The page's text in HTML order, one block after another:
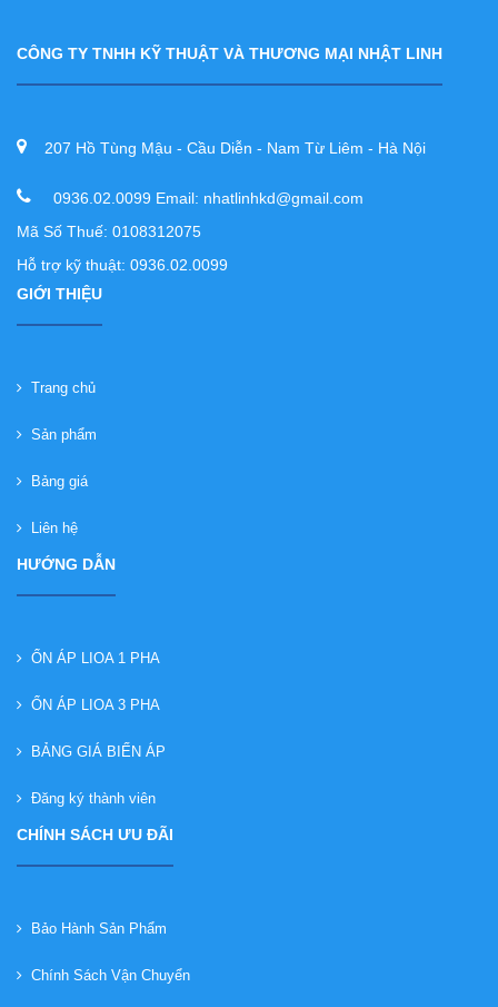
CÔNG TY TNHH KỸ THUẬT VÀ THƯƠNG MẠI NHẬT LINH
207 Hồ Tùng Mậu - Cầu Diễn - Nam Từ Liêm - Hà Nội
0936.02.0099 Email: nhatlinhkd@gmail.com
Mã Số Thuế: 0108312075
Hỗ trợ kỹ thuật: 0936.02.0099
GIỚI THIỆU
Trang chủ
Sản phẩm
Bảng giá
Liên hệ
HƯỚNG DẪN
ỔN ÁP LIOA 1 PHA
ỔN ÁP LIOA 3 PHA
BẢNG GIÁ BIẾN ÁP
Đăng ký thành viên
CHÍNH SÁCH ƯU ĐÃI
Bảo Hành Sản Phẩm
Chính Sách Vận Chuyển